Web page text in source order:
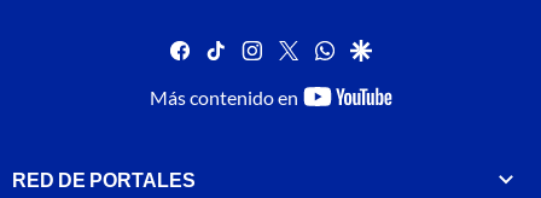
facebook
tiktok instagram
twitterwhatsapp
google
Más contenido en
youtube-
RED DE PORTALES